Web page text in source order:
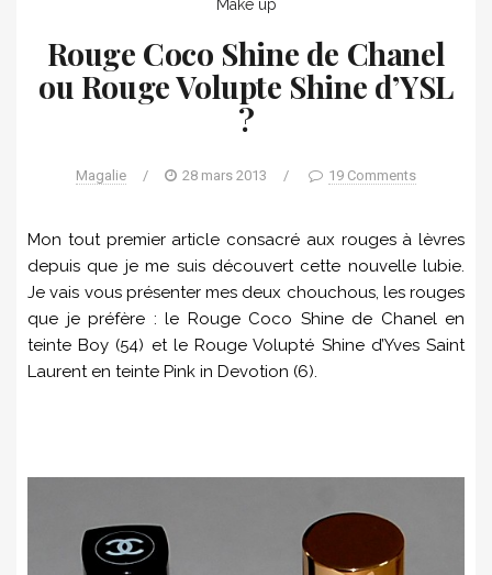
Make up
Rouge Coco Shine de Chanel
ou Rouge Volupte Shine d’YSL
?
Magalie / 28 mars 2013 / 19 Comments
Mon tout premier article consacré aux rouges à lèvres
depuis que je me suis découvert cette nouvelle lubie.
Je vais vous présenter mes deux chouchous, les rouges
que je préfère : le Rouge Coco Shine de Chanel en
teinte Boy (54) et le Rouge Volupté Shine d’Yves Saint
Laurent en teinte Pink in Devotion (6).